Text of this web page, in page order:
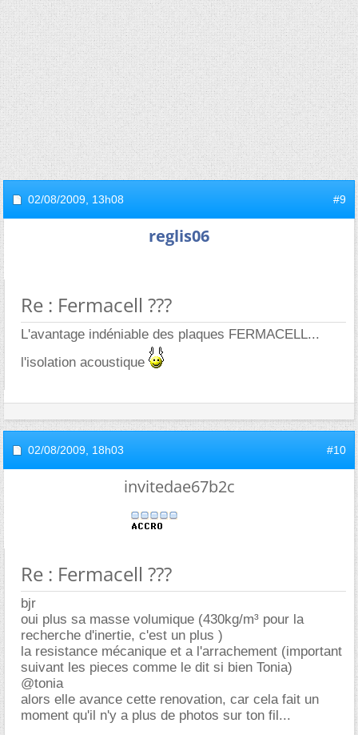
02/08/2009, 13h08 #9
reglis06
Re : Fermacell ???
L'avantage indéniable des plaques FERMACELL...
l'isolation acoustique
02/08/2009, 18h03 #10
invitedae67b2c
Re : Fermacell ???
bjr
oui plus sa masse volumique (430kg/m³ pour la
recherche d'inertie, c'est un plus )
la resistance mécanique et a l'arrachement (important
suivant les pieces comme le dit si bien Tonia)
@tonia
alors elle avance cette renovation, car cela fait un
moment qu'il n'y a plus de photos sur ton fil...